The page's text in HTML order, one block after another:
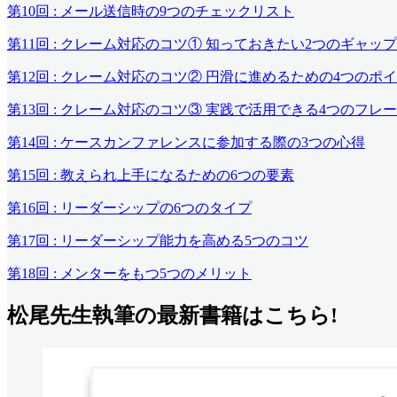
第10回 : メール送信時の9つのチェックリスト
第11回 : クレーム対応のコツ① 知っておきたい2つのギャップ
第12回 : クレーム対応のコツ② 円滑に進めるための4つのポイ
第13回 : クレーム対応のコツ③ 実践で活用できる4つのフレ
第14回 : ケースカンファレンスに参加する際の3つの心得
第15回 : 教えられ上手になるための6つの要素
第16回 : リーダーシップの6つのタイプ
第17回 : リーダーシップ能力を高める5つのコツ
第18回 : メンターをもつ5つのメリット
松尾先生執筆の最新書籍はこちら!